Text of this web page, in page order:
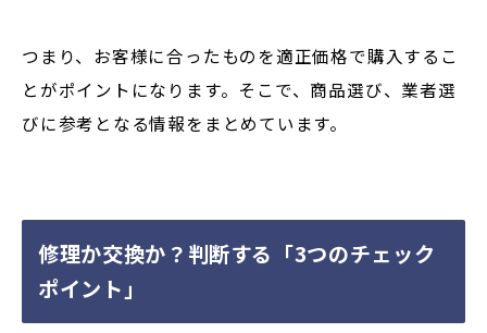
つまり、お客様に合ったものを適正価格で購入するこ
とがポイントになります。そこで、商品選び、業者選
びに参考となる情報をまとめています。
修理か交換か？判断する「3つのチェック
ポイント」